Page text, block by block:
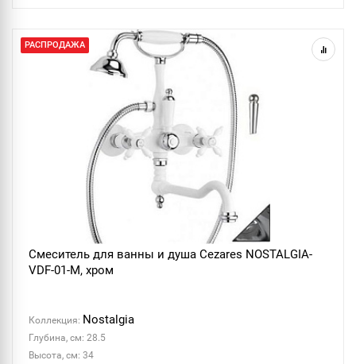
РАСПРОДАЖА
Смеситель для ванны и душа Cezares NOSTALGIA-
VDF-01-M, хром
Коллекция: Nostalgia
Глубина, см: 28.5
Высота, см: 34